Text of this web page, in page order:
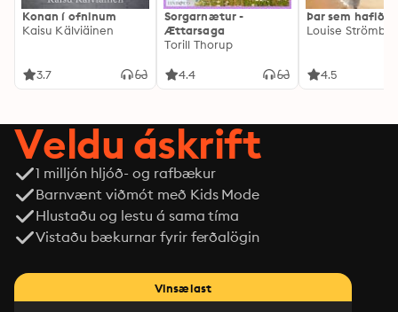
Konan í ofninum
Kaisu Kälviäinen
3.7
Sorgarnætur -
Ættarsaga
Torill Thorup
4.4
Þar sem hafið
Louise
4.5
Veldu áskrift
1 milljón hljóð- og rafbækur
Barnvænt viðmót með Kids Mode
Hlustaðu og lestu á sama tíma
Vistaðu bækurnar fyrir ferðalögin
Vinsælast